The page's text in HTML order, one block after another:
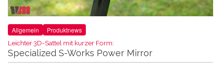
Allgemein Produktnews
Leichter 3D-Sattel mit kurzer Form:
Specialized S-Works Power Mirror